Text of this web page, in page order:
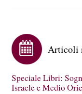
Articoli
Speciale Libri:
Israele e Medio